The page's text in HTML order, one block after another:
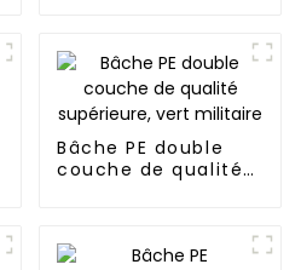
Bâche PE double
couche de qualité